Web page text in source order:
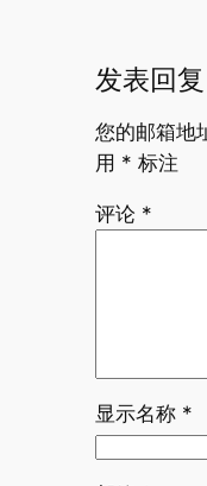
发表回复
您的邮箱地
用 * 标注
评论 *
显示名称 *